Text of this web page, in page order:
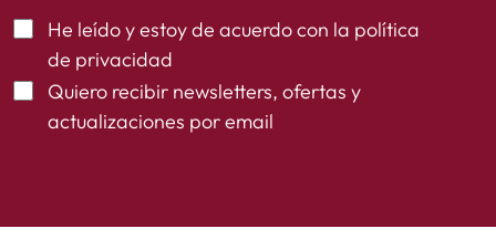
He leído y estoy de acuerdo con la política
de privacidad
Quiero recibir newsletters, ofertas y
actualizaciones por email